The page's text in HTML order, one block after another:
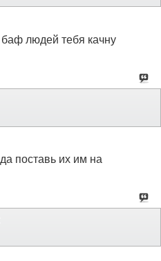
людей тебя качну
поставь их им на